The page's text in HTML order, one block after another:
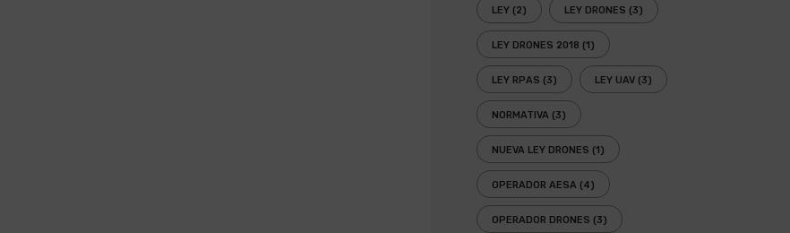
LEY (2) LEY DRONES (3)
LEY DRONES 2018 (1)
LEY RPAS (3) LEY UAV (3)
NORMATIVA (3)
NUEVA LEY DRONES (1)
OPERADOR AESA (4)
OPERADOR DRONES (3)